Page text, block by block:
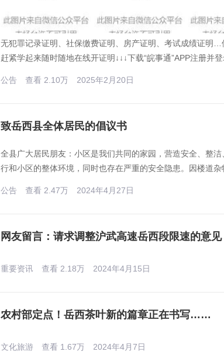
无犯罪记录证明、社保缴费证明、房产证明、考试成绩证明
赶紧学起来随时随地在线开证明↓↓↓下载“皖事通”APP注册并
公告 查看 2.10万 2025年2月20日
致岳西县全体居民的倡议书
全县广大居民朋友：小区是我们共同的家园，营造安全、整
行和小区的整体环境，同时也存在严重的安全隐患。因楼道
公告 查看 2.47万 2024年4月27日
网友留言：请求调整沪武高速岳西段限速的意见
重要资讯 查看 2.18万 2024年4月15日
农村部定点！岳西茶叶新的篇章正在书写……
文化旅游 查看 1.67万 2024年4月7日